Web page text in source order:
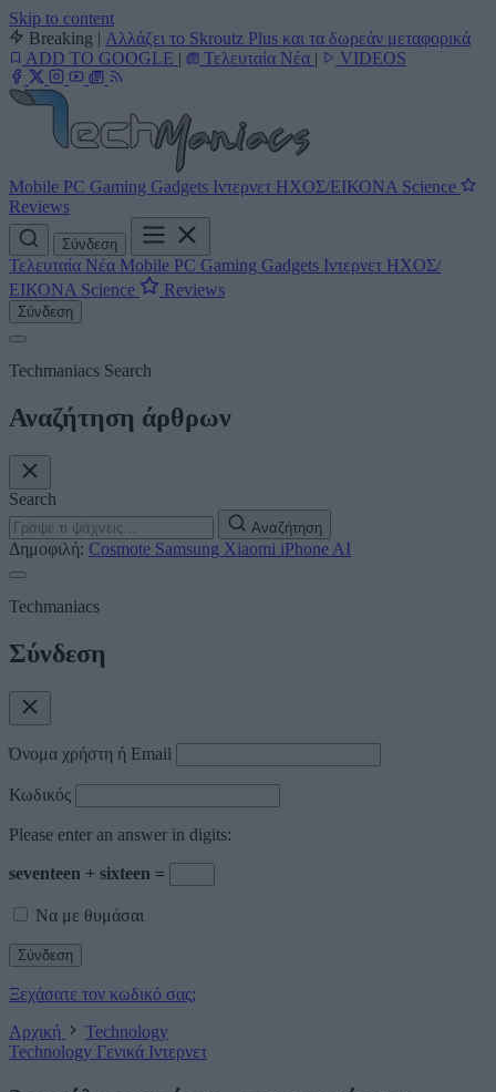
Skip to content
Breaking | Αλλάζει το Skroutz Plus και τα δωρεάν μεταφορικά
ADD TO GOOGLE | Τελευταία Νέα | VIDEOS
Mobile PC Gaming Gadgets Ιντερνετ ΗΧΟΣ/ΕΙΚΟΝΑ Science
Reviews
Σύνδεση
Τελευταία Νέα Mobile PC Gaming Gadgets Ιντερνετ ΗΧΟΣ/
ΕΙΚΟΝΑ Science Reviews
Σύνδεση
Techmaniacs Search
Αναζήτηση άρθρων
Search
Αναζήτηση
Δημοφιλή: Cosmote Samsung Xiaomi iPhone AI
Techmaniacs
Σύνδεση
Όνομα χρήστη ή Email
Κωδικός
Please enter an answer in digits:
seventeen + sixteen =
Να με θυμάσαι
Ξεχάσατε τον κωδικό σας;
Αρχική
Technology
Technology Γενικά Ιντερνετ